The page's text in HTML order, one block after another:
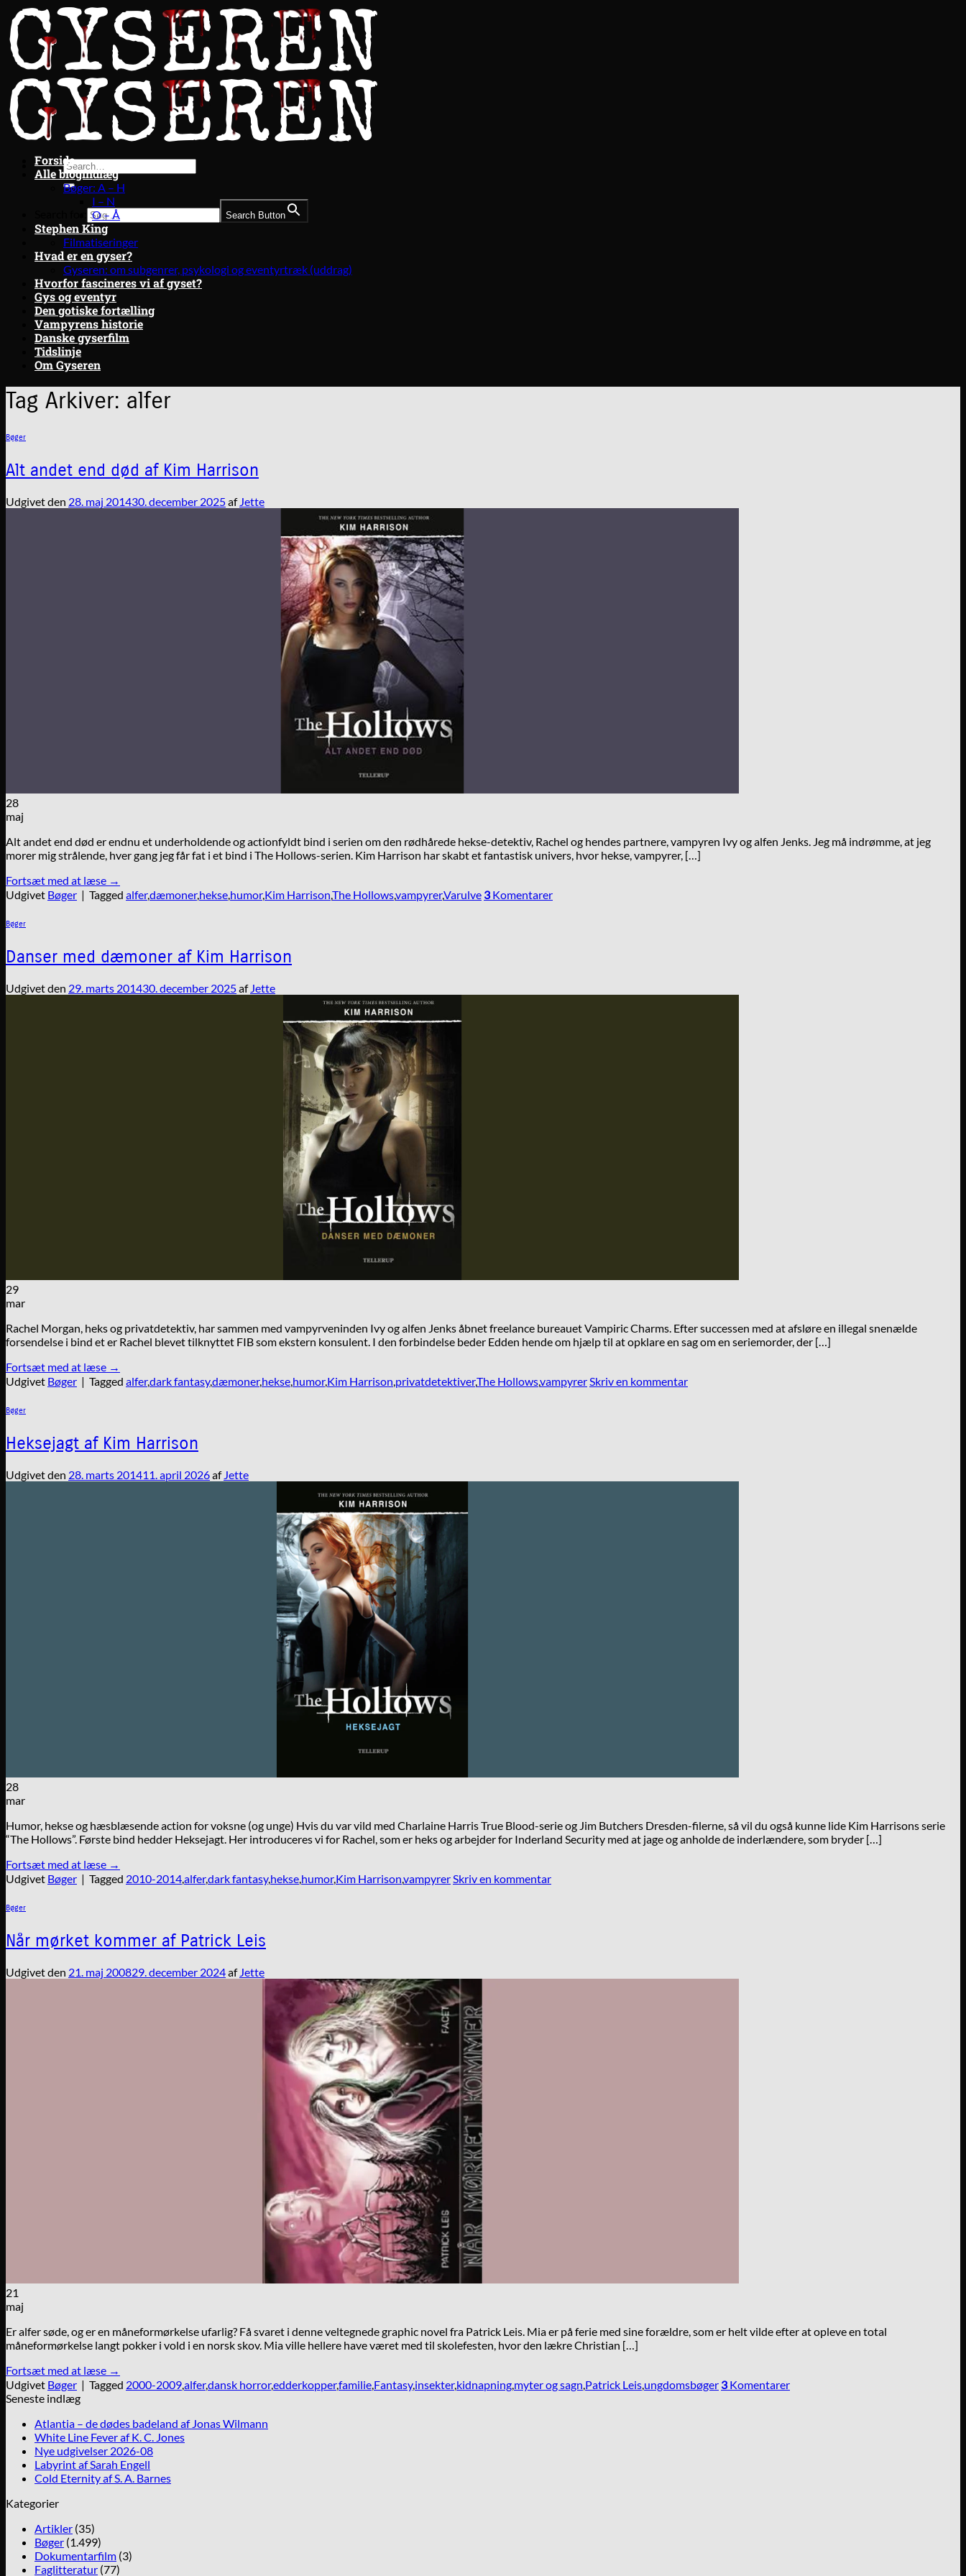
Fortsæt
til
indhold
Search Button
Forside
Alle blogindlæg
Bøger: A – H
I – N
O – Å
Stephen King
Filmatiseringer
Hvad er en gyser?
Gyseren: om subgenrer, psykologi og eventyrtræk (uddrag)
Hvorfor fascineres vi af gyset?
Gys og eventyr
Den gotiske fortælling
Vampyrens historie
Danske gyserfilm
Tidslinje
Om Gyseren
Tag Arkiver: alfer
Bøger
Alt andet end død af Kim Harrison
Udgivet den 28. maj 201430. december 2025af Jette
28
maj
Alt andet end død er endnu et underholdende og actionfyldt bind i serien om den rødhårede hekse-detektiv, Rachel og hendes partnere, vampyren Ivy og alfen Jenks. Jeg må indrømme, at jeg
morer mig strålende, hver gang jeg får fat i et bind i The Hollows-serien. Kim Harrison har skabt et fantastisk univers, hvor hekse, vampyrer, […]
Fortsæt med at læse →
Udgivet Bøger | Tagged alfer,dæmoner,hekse,humor,Kim Harrison,The Hollows,vampyrer,Varulve 3Komentarer
Bøger
Danser med dæmoner af Kim Harrison
Udgivet den 29. marts 201430. december 2025af Jette
29
mar
Rachel Morgan, heks og privatdetektiv, har sammen med vampyrveninden Ivy og alfen Jenks åbnet freelance bureauet Vampiric Charms. Efter successen med at afsløre en illegal snenælde
forsendelse i bind et er Rachel blevet tilknyttet FIB som ekstern konsulent. I den forbindelse beder Edden hende om hjælp til at opklare en sag om en seriemorder, der […]
Fortsæt med at læse →
Udgivet Bøger | Tagged alfer,dark fantasy,dæmoner,hekse,humor,Kim Harrison,privatdetektiver,The Hollows,vampyrerSkriv en kommentar
Bøger
Heksejagt af Kim Harrison
Udgivet den 28. marts 201411. april 2026af Jette
28
mar
Humor, hekse og hæsblæsende action for voksne (og unge) Hvis du var vild med Charlaine Harris True Blood-serie og Jim Butchers Dresden-filerne, så vil du også kunne lide Kim Harrisons serie
“The Hollows”. Første bind hedder Heksejagt. Her introduceres vi for Rachel, som er heks og arbejder for Inderland Security med at jage og anholde de inderlændere, som bryder […]
Fortsæt med at læse →
Udgivet Bøger | Tagged 2010-2014,alfer,dark fantasy,hekse,humor,Kim Harrison,vampyrerSkriv en kommentar
Bøger
Når mørket kommer af Patrick Leis
Udgivet den 21. maj 200829. december 2024af Jette
21
maj
Er alfer søde, og er en måneformørkelse ufarlig? Få svaret i denne veltegnede graphic novel fra Patrick Leis. Mia er på ferie med sine forældre, som er helt vilde efter at opleve en total
måneformørkelse langt pokker i vold i en norsk skov. Mia ville hellere have været med til skolefesten, hvor den lækre Christian […]
Fortsæt med at læse →
Udgivet Bøger | Tagged 2000-2009,alfer,dansk horror,edderkopper,familie,Fantasy,insekter,kidnapning,myter og sagn,Patrick Leis,ungdomsbøger 3Komentarer
Seneste indlæg
Atlantia – de dødes badeland af Jonas Wilmann
White Line Fever af K. C. Jones
Nye udgivelser 2026-08
Labyrint af Sarah Engell
Cold Eternity af S. A. Barnes
Kategorier
Artikler (35)
Bøger (1.499)
Dokumentarfilm (3)
Faglitteratur (77)